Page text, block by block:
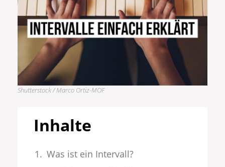
Shutterstock / Marco Ortiz-MOF
Inhalte
Was ist ein Intervall?